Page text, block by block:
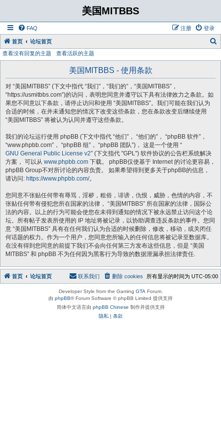
美国MITBBS
FAQ 登录
注册
首页 论坛首页
查看没有回复的主题 查看活跃的主题
美国MITBBS - 使用条款
对 “美国MITBBS” (下文中指代 “我们”，“我们的”，“美国MITBBS”，
“https://usmitbbs.com”)的访问，表明您同意并遵守以下具有法律效力之条款。如
果您不同意以下条款，请停止访问和使用 “美国MITBBS”。我们可能在我们认为
合适的时候，在并未通知您的情况下改变这些条款，您在条款改变后继续使用
“美国MITBBS” 将被认为认同并遵守这些条款。
我们的论坛运行使用 phpBB (下文中指代 “他们”， “他们的”， “phpBB 软件”，
“www.phpbb.com”， “phpBB 组”， “phpBB 团队”)， 这是一个使用 “
GNU General Public License v2” (下文指代 "GPL") 软件协议的公告栏系统解决
方案， 可以从 www.phpbb.com 下载。 phpBB仅使基于 Internet 的讨论更容易，
phpBB Group不对所讨论的内容负责。 如果希望得到更多关于phpBB的信息，
请访问: https://www.phpbb.com/。
您同意不张贴任何带有辱骂，淫秽，粗俗，诽谤，仇恨，威胁，色情的内容，不
张贴任何带有侵犯您所在国家的法律， “美国MITBBS” 所在国家的法律，国际公
法的内容。以上的行为可能会使您在未得到通知的情况下被永远禁止访问这个论
坛。所有帖子发表所使用的 IP 地址将被记录，以协助调查违反条款的事件。您同
意 “美国MITBBS” 具有在任何我们认为合适的时候删除，修改，移动，或关闭任
何话题的权力。作为一个用户，您同意您所输入的任何信息将被记录至数据库。
在没有得到您同意的前提下我们不会向任何第三方发布这些信息，但是 “美国
MITBBS” 和 phpBB 不为任何因为黑客行为导致的数据泄漏承担法律责任.
首页 论坛首页 所有显示的时间为 UTC-05:00
删除 cookies
联系我们
Developer Style from the Gaming GTA Forum.
由 phpBB® Forum Software © phpBB Limited 提供支持
简体中文语言由 phpBB Chinese 制作并提供支持
隐私 | 条款